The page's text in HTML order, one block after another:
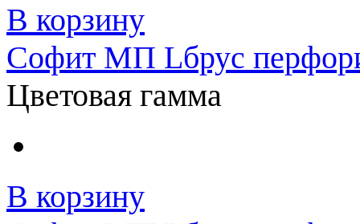
В корзину
Софит МП Lбрус
Цветовая гамма
В корзину